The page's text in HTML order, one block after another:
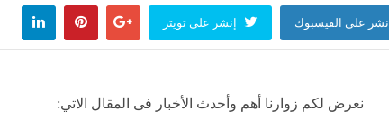
إنشر على الفيسبوك إنشر على تويتر
نعرض لكم زوارنا أهم وأحدث الأخبار فى المقال الاتي: